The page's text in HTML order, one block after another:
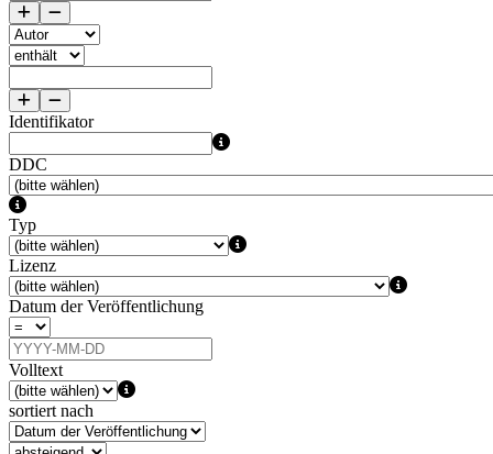
Identifikator
DDC
Typ
Lizenz
Datum der Veröffentlichung
Volltext
sortiert nach